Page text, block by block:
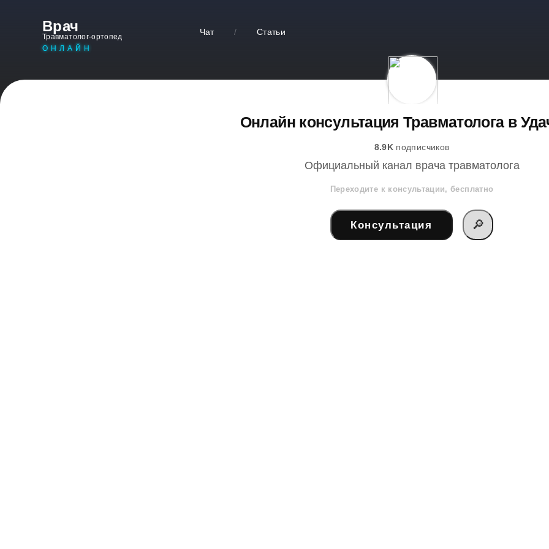
Врач
Травматолог-ортопед
ОНЛАЙН
Чат / Статьи
Онлайн консультация Травматолога в
8.9K подписчиков
Официальный канал врача травматолога
Переходите к консультации, бесплатно
Консультация 🔎